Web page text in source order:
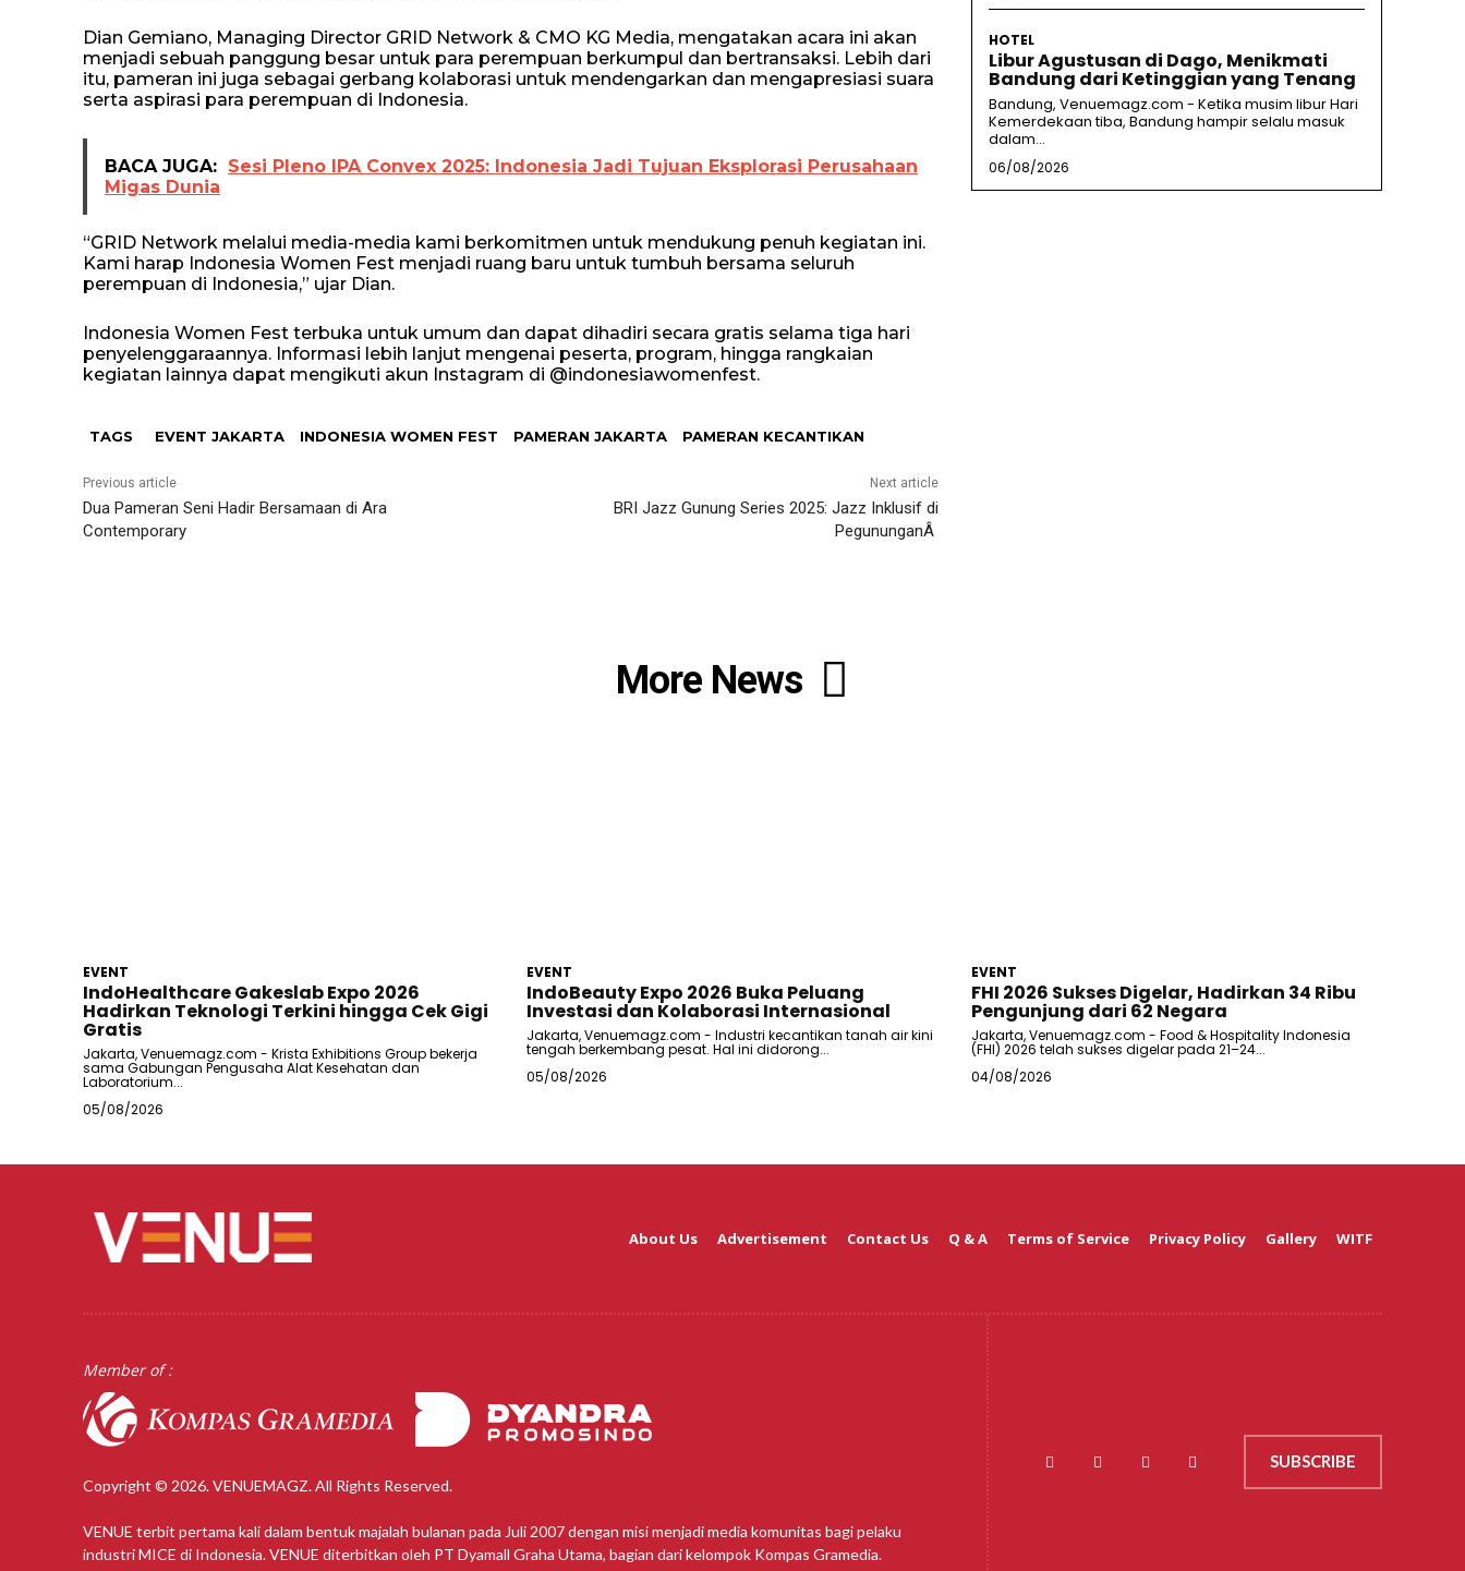
Dian Gemiano, Managing Director GRID Network & CMO KG Media, mengatakan acara ini akan
menjadi sebuah panggung besar untuk para perempuan berkumpul dan bertransaksi. Lebih dari
itu, pameran ini juga sebagai gerbang kolaborasi untuk mendengarkan dan mengapresiasi suara
serta aspirasi para perempuan di Indonesia.
BACA JUGA: Sesi Pleno IPA Convex 2025: Indonesia Jadi Tujuan Eksplorasi Perusahaan
Migas Dunia
“GRID Network melalui media-media kami berkomitmen untuk mendukung penuh kegiatan ini.
Kami harap Indonesia Women Fest menjadi ruang baru untuk tumbuh bersama seluruh
perempuan di Indonesia,” ujar Dian.
Indonesia Women Fest terbuka untuk umum dan dapat dihadiri secara gratis selama tiga hari
penyelenggaraannya. Informasi lebih lanjut mengenai peserta, program, hingga rangkaian
kegiatan lainnya dapat mengikuti akun Instagram di @indonesiawomenfest.
TAGS EVENT JAKARTA INDONESIA WOMEN FEST PAMERAN JAKARTA PAMERAN KECANTIKAN
Previous article
Dua Pameran Seni Hadir Bersamaan di Ara
Contemporary
Next article
BRI Jazz Gunung Series 2025: Jazz Inklusif di
PegununganÂ
HOTEL
Libur Agustusan di Dago, Menikmati
Bandung dari Ketinggian yang Tenang
Bandung, Venuemagz.com - Ketika musim libur Hari
Kemerdekaan tiba, Bandung hampir selalu masuk
dalam...
06/08/2026
More News
EVENT
IndoHealthcare Gakeslab Expo 2026
Hadirkan Teknologi Terkini hingga Cek Gigi
Gratis
Jakarta, Venuemagz.com - Krista Exhibitions Group bekerja
sama Gabungan Pengusaha Alat Kesehatan dan
Laboratorium...
05/08/2026
EVENT
IndoBeauty Expo 2026 Buka Peluang
Investasi dan Kolaborasi Internasional
Jakarta, Venuemagz.com - Industri kecantikan tanah air kini
tengah berkembang pesat. Hal ini didorong...
05/08/2026
EVENT
FHI 2026 Sukses Digelar, Hadirkan 34 Ribu
Pengunjung dari 62 Negara
Jakarta, Venuemagz.com - Food & Hospitality Indonesia
(FHI) 2026 telah sukses digelar pada 21–24...
04/08/2026
About Us Advertisement Contact Us Q & A Terms of Service Privacy Policy Gallery WITF
Member of :
Copyright © 2026. VENUEMAGZ. All Rights Reserved.
VENUE terbit pertama kali dalam bentuk majalah bulanan pada Juli 2007 dengan misi menjadi media komunitas bagi pelaku
industri MICE di Indonesia. VENUE diterbitkan oleh PT Dyamall Graha Utama, bagian dari kelompok Kompas Gramedia.
SUBSCRIBE